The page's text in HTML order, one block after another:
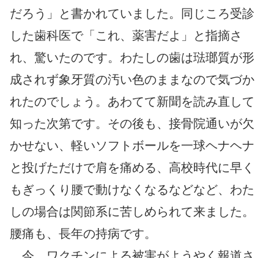
だろう」と書かれていました。同じころ受診
した歯科医で「これ、薬害だよ」と指摘さ
れ、驚いたのです。わたしの歯は琺瑯質が形
成されず象牙質の汚い色のままなので気づか
れたのでしょう。あわてて新聞を読み直して
知った次第です。その後も、接骨院通いが欠
かせない、軽いソフトボールを一球ヘナヘナ
と投げただけで肩を痛める、高校時代に早く
もぎっくり腰で動けなくなるなどなど、わた
しの場合は関節系に苦しめられて来ました。
腰痛も、長年の持病です。